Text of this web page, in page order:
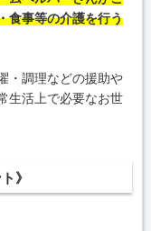
食事等の介護を行う
・調理などの援助や
生活上で必要なお世
》